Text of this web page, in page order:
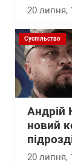
20 липня,
Суспільство
Андрій
новий
20 липня,